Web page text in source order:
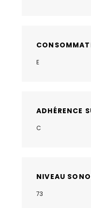
E
ADHÉRENCE
C
NIVEAU
73